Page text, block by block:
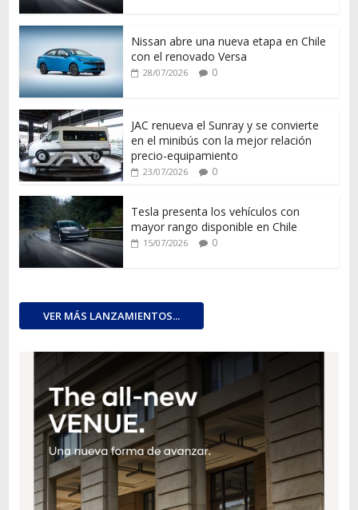
Nissan abre una nueva etapa en Chile
con el renovado Versa
28/07/2026 0
JAC renueva el Sunray y se convierte
en el minibús con la mejor relación
precio-equipamiento
23/07/2026 0
Tesla presenta los vehículos con
mayor rango disponible en Chile
15/07/2026 0
VER MÁS LANZAMIENTOS...